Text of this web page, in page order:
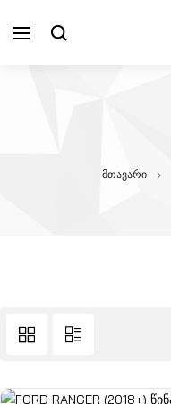
მთავარი